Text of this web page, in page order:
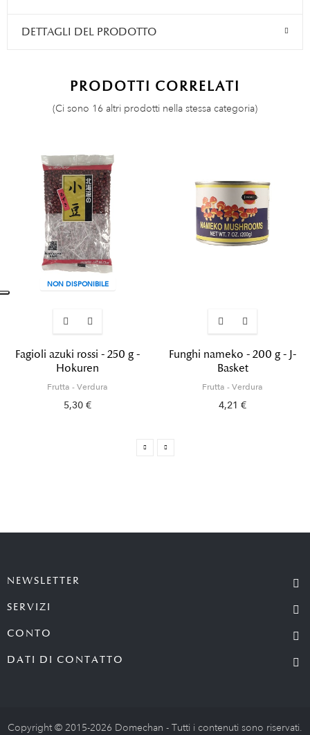
DETTAGLI DEL PRODOTTO
PRODOTTI CORRELATI
(Ci sono 16 altri prodotti nella stessa categoria)
NON DISPONIBILE
Fagioli azuki rossi - 250 g -
Hokuren
Frutta - Verdura
5,30 €
Funghi nameko - 200 g - J-
Basket
Frutta - Verdura
4,21 €
NEWSLETTER
SERVIZI
CONTO
DATI DI CONTATTO
Copyright © 2015-2026 Domechan - Tutti i contenuti sono riservati.